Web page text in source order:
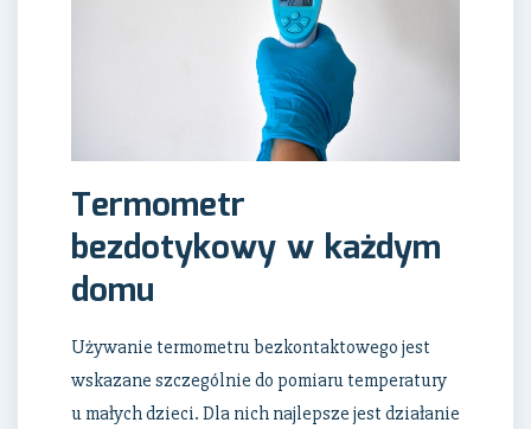
Termometr
bezdotykowy w każdym
domu
Używanie termometru bezkontaktowego jest
wskazane szczególnie do pomiaru temperatury
u małych dzieci. Dla nich najlepsze jest działanie